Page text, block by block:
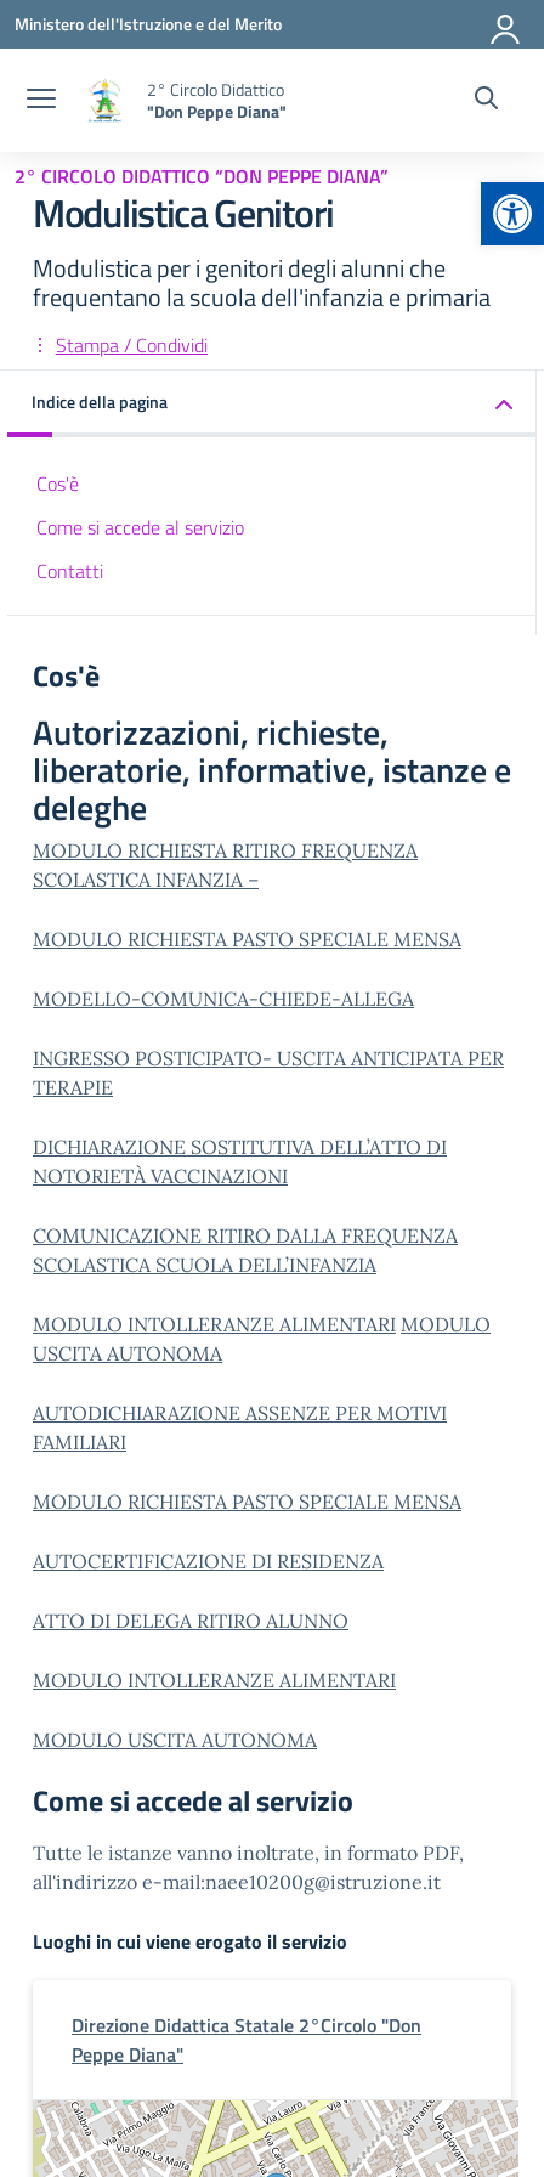
Vai ai contenuti
Vai al menu di navigazione
Vai al footer
Ministero dell'Istruzione e del Merito
2° Circolo Didattico
"Don Peppe Diana"
2° CIRCOLO DIDATTICO “DON PEPPE DIANA”
Modulistica Genitori
Modulistica per i genitori degli alunni che
frequentano la scuola dell'infanzia e primaria
Stampa / Condividi
Indice della pagina
Cos'è
Come si accede al servizio
Contatti
Cos'è
Autorizzazioni, richieste,
liberatorie, informative, istanze e
deleghe
MODULO RICHIESTA RITIRO FREQUENZA
SCOLASTICA INFANZIA –
MODULO RICHIESTA PASTO SPECIALE MENSA
MODELLO-COMUNICA-CHIEDE-ALLEGA
INGRESSO POSTICIPATO- USCITA ANTICIPATA PER
TERAPIE
DICHIARAZIONE SOSTITUTIVA DELL’ATTO DI
NOTORIETÀ VACCINAZIONI
COMUNICAZIONE RITIRO DALLA FREQUENZA
SCOLASTICA SCUOLA DELL’INFANZIA
MODULO INTOLLERANZE ALIMENTARI MODULO
USCITA AUTONOMA
AUTODICHIARAZIONE ASSENZE PER MOTIVI
FAMILIARI
MODULO RICHIESTA PASTO SPECIALE MENSA
AUTOCERTIFICAZIONE DI RESIDENZA
ATTO DI DELEGA RITIRO ALUNNO
MODULO INTOLLERANZE ALIMENTARI
MODULO USCITA AUTONOMA
Come si accede al servizio
Tutte le istanze vanno inoltrate, in formato PDF,
all'indirizzo e-mail:naee10200g@istruzione.it
Luoghi in cui viene erogato il servizio
Direzione Didattica Statale 2°Circolo "Don
Peppe Diana"